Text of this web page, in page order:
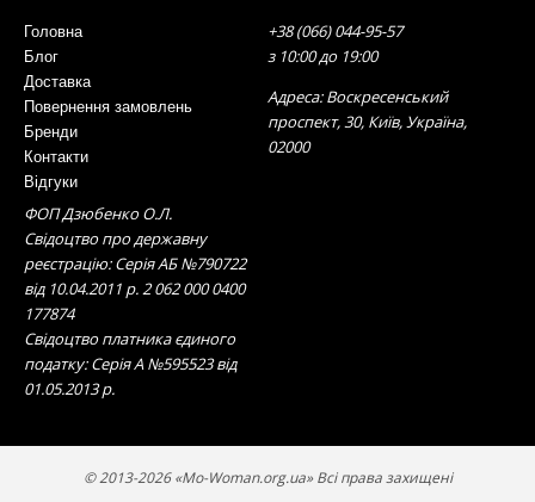
Головна
Блог
Доставка
Повернення замовлень
Бренди
Контакти
Відгуки
+38 (066) 044-95-57
з 10:00 до 19:00
Адреса: Воскресенський
проспект, 30, Київ, Україна,
02000
ФОП Дзюбенко О.Л.
Свідоцтво про державну
реєстрацію: Серія АБ №790722
від 10.04.2011 р. 2 062 000 0400
177874
Свідоцтво платника єдиного
податку: Серія А №595523 від
01.05.2013 р.
© 2013-2026 «Mo-Woman.org.ua» Всі права захищені